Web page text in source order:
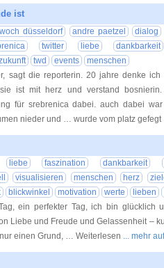
ist
düsseldorf andre paetzel
dialog
twitter liebe
dankbarkeit
twd events
menschen
sagt die reporterin. 20 jahre denke
ist mit herz und verstand
für srebrenica dabei. auch dabei
nieder und … wurde vom platz
liebe faszination
dankbarkeit
visualisieren menschen herz
blickwinkel motivation werte
lieben
ein perfekter Tag, ich bin glücklich
Liebe und Freude und Gelassenheit –
einen Grund, … Weiterlesen ... mehr